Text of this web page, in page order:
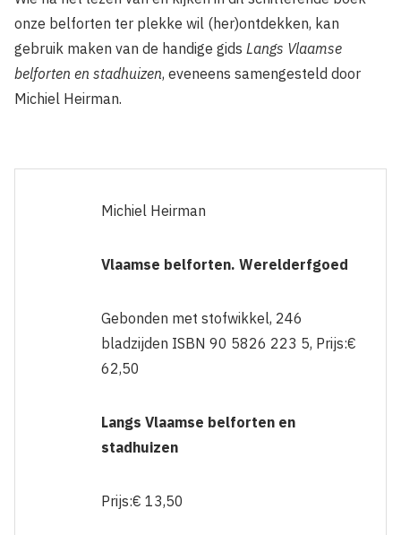
onze belforten ter plekke wil (her)ontdekken, kan
gebruik maken van de handige gids Langs Vlaamse
belforten en stadhuizen, eveneens samengesteld door
Michiel Heirman.
Michiel Heirman
Vlaamse belforten. Werelderfgoed
Gebonden met stofwikkel, 246
bladzijden ISBN 90 5826 223 5, Prijs:€
62,50
Langs Vlaamse belforten en
stadhuizen
Prijs:€ 13,50